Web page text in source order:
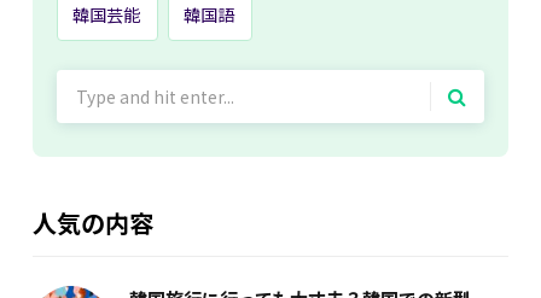
韓国芸能 韓国語
人気の内容